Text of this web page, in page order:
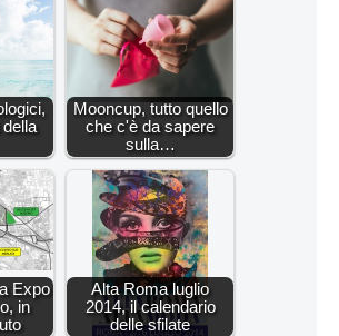
Mooncup, tutto quello
che c'è da sapere
sulla…
Expo
in
Alta Roma luglio
2014, il calendario
delle sfilate